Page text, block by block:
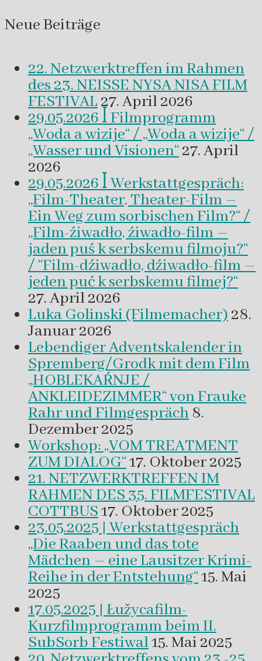
Neue Beiträge
22. Netzwerktreffen im Rahmen
des 23. NEISSE NYSA NISA FILM
FESTIVAL27. April 2026
29.05.2026 ꟾ Filmprogramm
„Woda a wizije“ / „Woda a wizije“ /
„Wasser und Visionen“27. April
2026
29.05.2026 ꟾ Werkstattgespräch:
„Film-Theater, Theater-Film –
Ein Weg zum sorbischen Film?“ /
„Film-źiwadło, źiwadło-film –
jaden puś k serbskemu filmoju?“
/ “Film-dźiwadło, dźiwadło-film –
jeden puć k serbskemu filmej?“
27. April 2026
Luka Golinski (Filmemacher)28.
Januar 2026
Lebendiger Adventskalender in
Spremberg/Grodk mit dem Film
„HOBLEKAŔNJE /
ANKLEIDEZIMMER“ von Frauke
Rahr und Filmgespräch 8.
Dezember 2025
Workshop: „VOM TREATMENT
ZUM DIALOG“17. Oktober 2025
21. NETZWERKTREFFEN IM
RAHMEN DES 35. FILMFESTIVAL
COTTBUS17. Oktober 2025
23.05.2025 | Werkstattgespräch
„Die Raaben und das tote
Mädchen – eine Lausitzer Krimi-
Reihe in der Entstehung“15. Mai
2025
17.05.2025 | Łužycafilm-
Kurzfilmprogramm beim II.
SubSorb Festiwal15. Mai 2025